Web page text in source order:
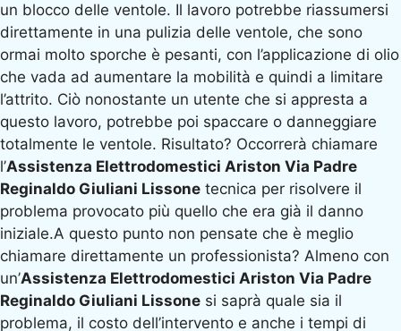
un blocco delle ventole. Il lavoro potrebbe riassumersi
direttamente in una pulizia delle ventole, che sono
ormai molto sporche è pesanti, con l’applicazione di olio
che vada ad aumentare la mobilità e quindi a limitare
l’attrito. Ciò nonostante un utente che si appresta a
questo lavoro, potrebbe poi spaccare o danneggiare
totalmente le ventole. Risultato? Occorrerà chiamare
l’Assistenza Elettrodomestici Ariston Via Padre
Reginaldo Giuliani Lissone tecnica per risolvere il
problema provocato più quello che era già il danno
iniziale.A questo punto non pensate che è meglio
chiamare direttamente un professionista? Almeno con
un’Assistenza Elettrodomestici Ariston Via Padre
Reginaldo Giuliani Lissone si saprà quale sia il
problema, il costo dell’intervento e anche i tempi di